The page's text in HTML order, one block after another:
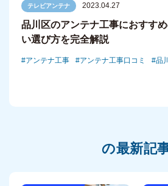
テレビアンテナ 2023.04.27
品川区のアンテナ工事におすす
い選び方を完全解説
アンテナ工事 アンテナ工事口コミ 品
の最新記